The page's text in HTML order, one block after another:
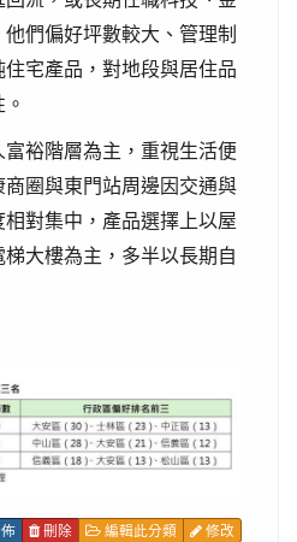
們偏好坪數較大、管理制
宅產品，對地段與居住品
裕階層為主，重視生活便
圈與東門站周邊因交通與
對集中，產品選擇上以屋
大樓為主，多半以長期自
刪除 編輯此分類 修改